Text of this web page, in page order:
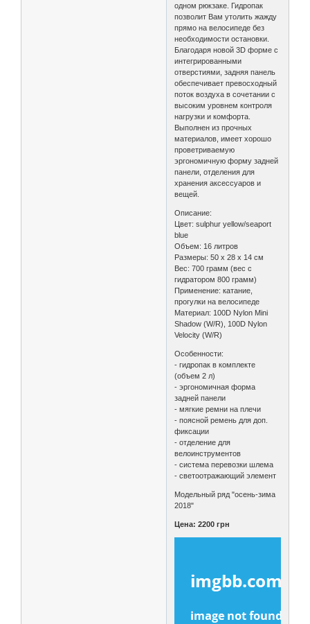
одном рюкзаке. Гидропак
позволит Вам утолить жажду
прямо на велосипеде без
необходимости остановки.
Благодаря новой 3D форме с
интегрированными
отверстиями, задняя панель
обеспечивает превосходный
поток воздуха в сочетании с
высоким уровнем контроля
нагрузки и комфорта.
Выполнен из прочных
материалов, имеет хорошо
проветриваемую
эргономичную форму задней
панели, отделения для
хранения аксессуаров и
вещей.
Описание:
Цвет: sulphur yellow/seaport
blue
Объем: 16 литров
Размеры: 50 х 28 х 14 см
Вес: 700 грамм (вес с
гидратором 800 грамм)
Применение: катание,
прогулки на велосипеде
Материал: 100D Nylon Mini
Shadow (W/R), 100D Nylon
Velocity (W/R)
Особенности:
- гидропак в комплекте
(объем 2 л)
- эргономичная форма
задней панели
- мягкие ремни на плечи
- поясной ремень для доп.
фиксации
- отделение для
велоинструментов
- система перевозки шлема
- светоотражающий элемент
Модельный ряд "осень-зима
2018"
Цена: 2200 грн